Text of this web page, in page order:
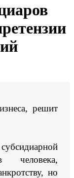
решит
человека,
но